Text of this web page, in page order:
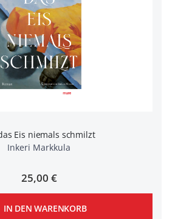
Eis niemals schmilzt
Inkeri Markkula
25,00 €
IN DEN WARENKORB